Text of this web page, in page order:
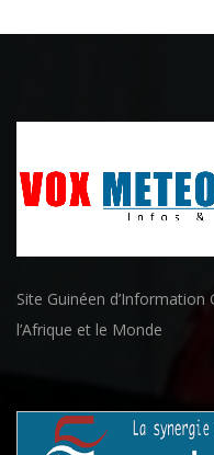
Site Guinéen d’Information
l’Afrique et le Monde